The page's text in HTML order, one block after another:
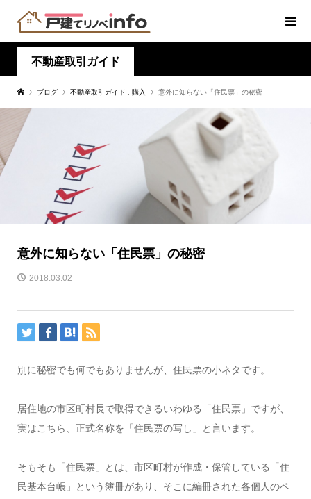
不動産取引ガイド
ブログ 不動産取引ガイド 購入 意外に知らない「住民票」の秘密
意外に知らない「住民票」の秘密
2018.03.02
別に秘密でも何でもありませんが、住民票の小ネタです。
居住地の市区町村長で取得できるいわゆる「住民票」ですが、
実はこちら、正式名称を「住民票の写し」と言います。
そもそも「住民票」とは、市区町村が作成・保管している「住
民基本台帳」という簿冊があり、そこに編冊された各個人のペ